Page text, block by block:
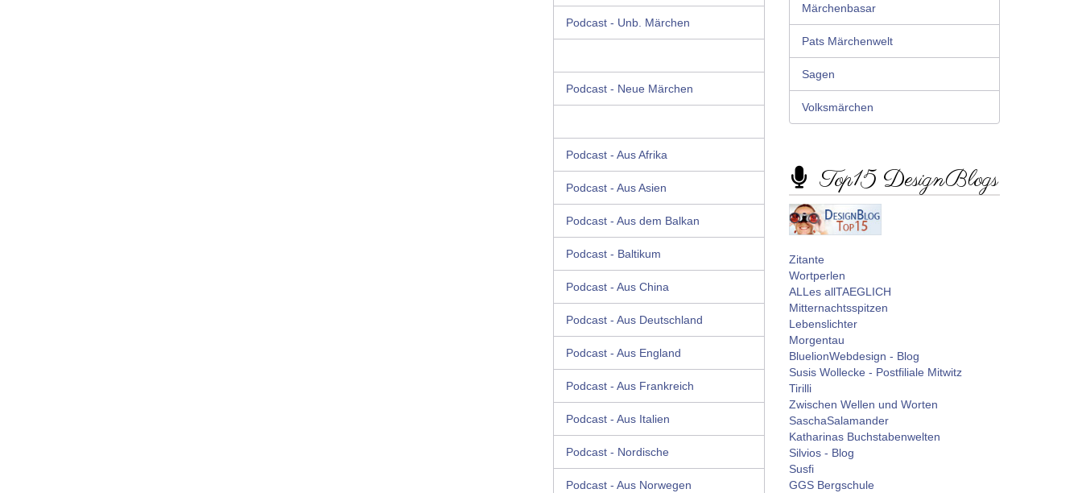
Podcast - Unb. Märchen
Podcast - Neue Märchen
Podcast - Aus Afrika
Podcast - Aus Asien
Podcast - Aus dem Balkan
Podcast - Baltikum
Podcast - Aus China
Podcast - Aus Deutschland
Podcast - Aus England
Podcast - Aus Frankreich
Podcast - Aus Italien
Podcast - Nordische
Podcast - Aus Norwegen
Märchenbasar
Pats Märchenwelt
Sagen
Volksmärchen
Top15 DesignBlogs
Zitante
Wortperlen
ALLes allTAEGLICH
Mitternachtsspitzen
Lebenslichter
Morgentau
BluelionWebdesign - Blog
Susis Wollecke - Postfiliale Mitwitz
Tirilli
Zwischen Wellen und Worten
SaschaSalamander
Katharinas Buchstabenwelten
Silvios - Blog
Susfi
GGS Bergschule